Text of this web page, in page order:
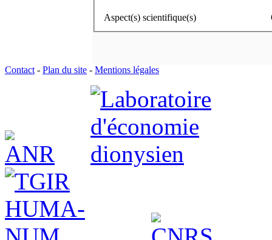
Aspect(s) scientifique(s)
Contact - Plan du site - Mentions légales